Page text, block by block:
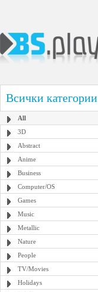
Всички категории
All
3D
Abstract
Anime
Business
Computer/OS
Games
Music
Metallic
Nature
People
TV/Movies
Holidays